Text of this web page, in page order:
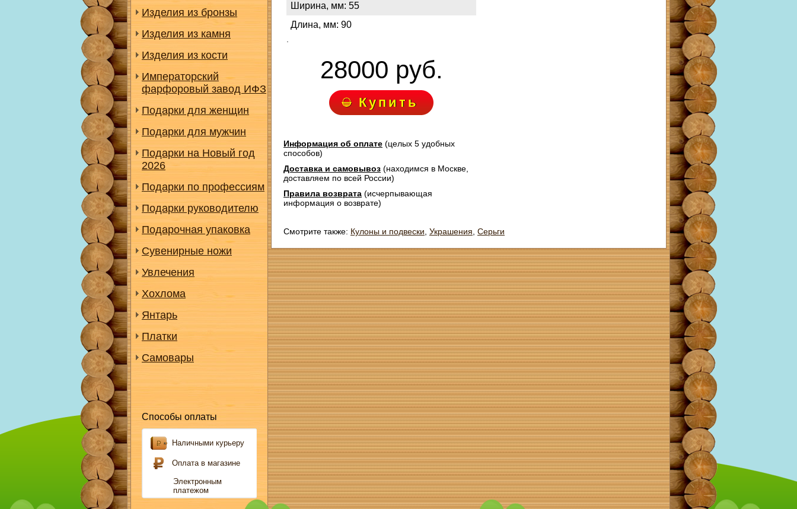
Изделия из бронзы
Изделия из камня
Изделия из кости
Императорский
фарфоровый завод ИФЗ
Подарки для женщин
Подарки для мужчин
Подарки на Новый год
2026
Подарки по профессиям
Подарки руководителю
Подарочная упаковка
Сувенирные ножи
Увлечения
Хохлома
Янтарь
Платки
Самовары
Способы оплаты
Наличными курьеру
Оплата в магазине
Электронным
платежом
Ширина, мм: 55
Длина, мм: 90
28000 руб.
Купить
Информация об оплате (целых 5 удобных
способов)
Доставка и самовывоз (находимся в Москве,
доставляем по всей России)
Правила возврата (исчерпывающая
информация о возврате)
Смотрите также: Кулоны и подвески Украшения Серьги